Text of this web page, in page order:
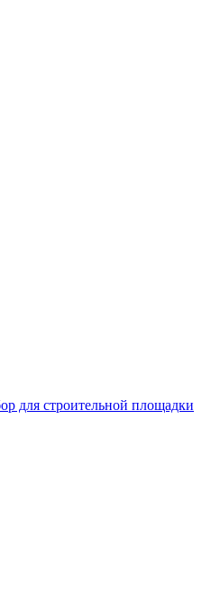
для строительной площадки